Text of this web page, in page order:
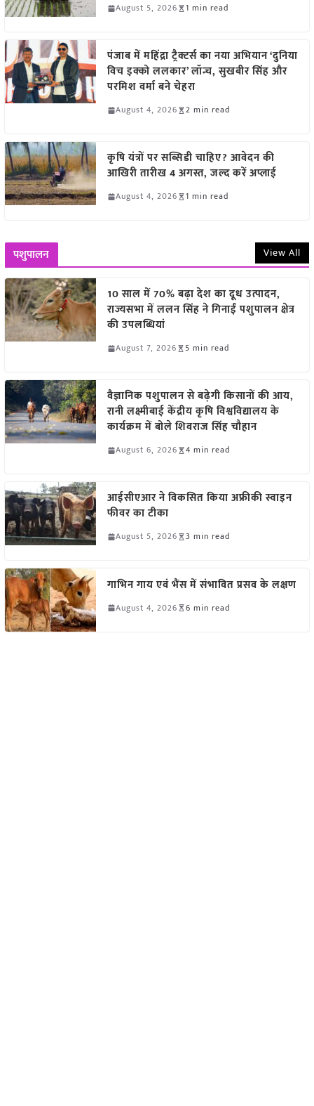
August 5, 2026 1 min read
पंजाब में महिंद्रा ट्रैक्टर्स का नया अभियान ‘दुनिया
विच इक्को ललकार’ लॉन्च, सुखबीर सिंह और
परमिश वर्मा बने चेहरा
August 4, 2026 2 min read
कृषि यंत्रों पर सब्सिडी चाहिए? आवेदन की
आखिरी तारीख 4 अगस्त, जल्द करें अप्लाई
August 4, 2026 1 min read
पशुपालन View All
10 साल में 70% बढ़ा देश का दूध उत्पादन,
राज्यसभा में ललन सिंह ने गिनाईं पशुपालन क्षेत्र
की उपलब्धियां
August 7, 2026 5 min read
वैज्ञानिक पशुपालन से बढ़ेगी किसानों की आय,
रानी लक्ष्मीबाई केंद्रीय कृषि विश्वविद्यालय के
कार्यक्रम में बोले शिवराज सिंह चौहान
August 6, 2026 4 min read
आईसीएआर ने विकसित किया अफ्रीकी स्वाइन
फीवर का टीका
August 5, 2026 3 min read
गाभिन गाय एवं भैंस में संभावित प्रसव के लक्षण
August 4, 2026 6 min read